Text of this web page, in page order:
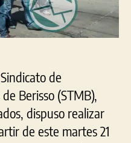
por
de
Berisso (STMB),
dispuso realizar
de este martes 21